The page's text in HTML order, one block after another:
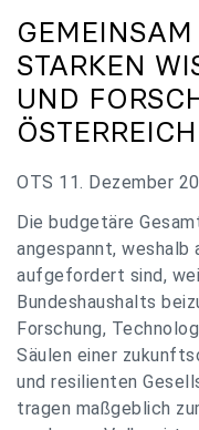
STARKEN
UND
ÖSTERREICH
OTS 11. Dezember
Die budgetäre
angespannt, weshalb
aufgefordert sind,
Bundeshaushalts
Forschung,
Säulen einer
und resilienten
tragen maßgeblich